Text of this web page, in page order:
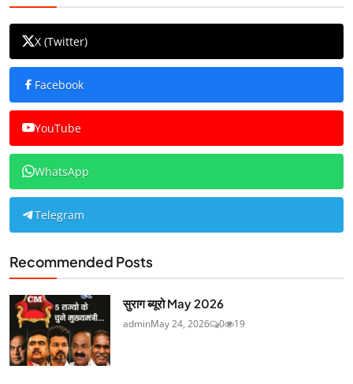
X (Twitter)
Facebook
YouTube
WhatsApp
Telegram
Recommended Posts
सुराग ब्यूरो May 2026
adminMay 24, 2026 0 19